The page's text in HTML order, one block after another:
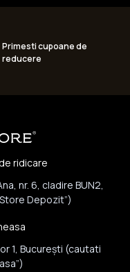
Primesti cupoane de
reducere
ridicare
nr. 6, cladire BUN2,
Depozit”)
1, Bucureşti (cautati